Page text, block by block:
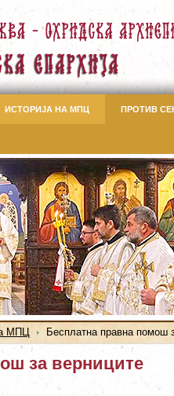
ИСТОРИЈА НА МПЦ ПРОТИВ
МПЦ Бесплатна правна помош
за верниците